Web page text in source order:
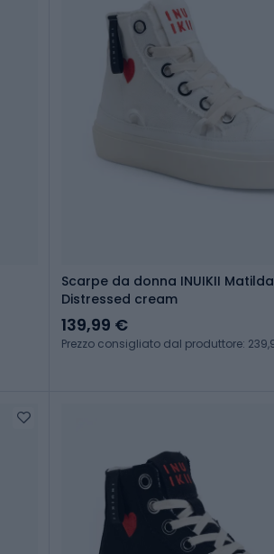
Scarpe da donna INUIKII
Distressed cream
139,99 €
Prezzo consigliato dal produttore: